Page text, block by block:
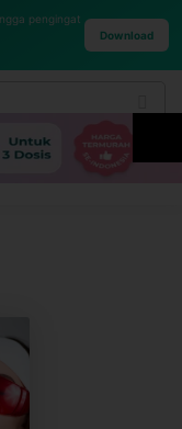
pengingat
Download